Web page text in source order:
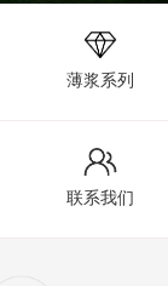
薄浆系列
联系我们